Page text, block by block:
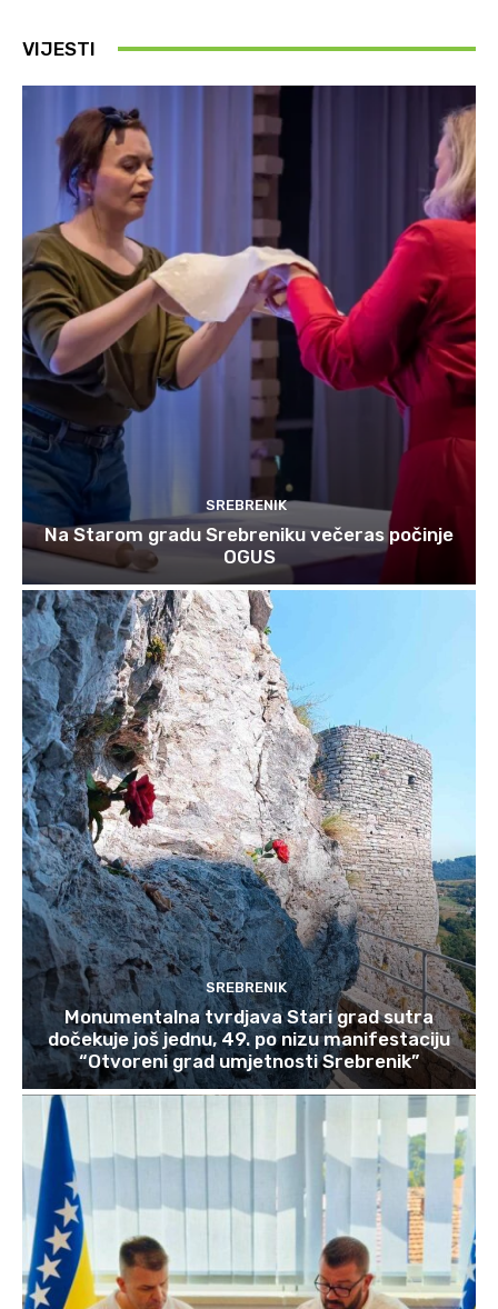
VIJESTI
SREBRENIK
Na Starom gradu Srebreniku večeras počinje
OGUS
SREBRENIK
Monumentalna tvrdjava Stari grad sutra
dočekuje još jednu, 49. po nizu manifestaciju
“Otvoreni grad umjetnosti Srebrenik”